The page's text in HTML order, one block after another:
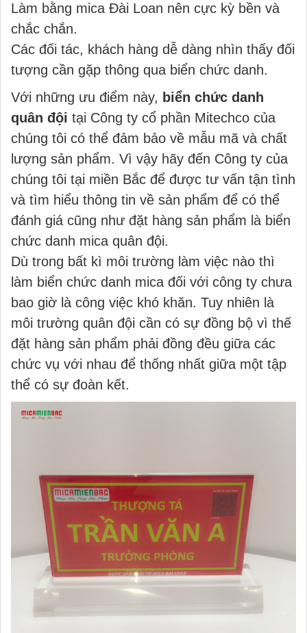
Làm bằng mica Đài Loan nên cực kỳ bền và
chắc chắn.
Các đối tác, khách hàng dễ dàng nhìn thấy đối
tượng cần gặp thông qua biển chức danh.
Với những ưu điểm này, biển chức danh
quân đội tại Công ty cổ phần Mitechco của
chúng tôi có thể đảm bảo về mẫu mã và chất
lượng sản phẩm. Vì vậy hãy đến Công ty của
chúng tôi tại miền Bắc để được tư vấn tận tình
và tìm hiểu thông tin về sản phẩm để có thể
đánh giá cũng như đặt hàng sản phẩm là biển
chức danh mica quân đội.
Dù trong bất kì môi trường làm việc nào thì
làm biển chức danh mica đối với công ty chưa
bao giờ là công việc khó khăn. Tuy nhiên là
môi trường quân đội cần có sự đồng bộ vì thế
đặt hàng sản phẩm phải đồng đều giữa các
chức vụ với nhau để thống nhất giữa một tập
thể có sự đoàn kết.